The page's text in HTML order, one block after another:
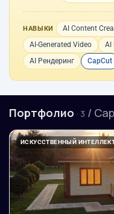
НАВЫКИ AI Content
AI-Generated Video
AI
AI Рендеринг
CapCut
Портфолио · 3 /
ИСКУССТВЕННЫЙ